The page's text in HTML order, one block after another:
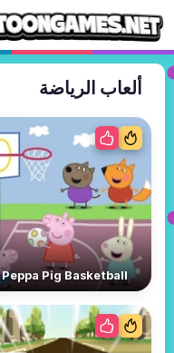
ألعاب الرياضة
Peppa Pig Basketball